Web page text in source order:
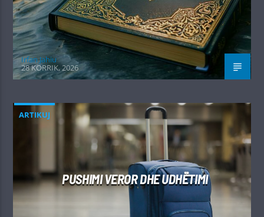
Irfan Jahiu
28 KORRIK, 2026
ARTIKUJ
PUSHIMI VEROR DHE UDHËTIMI